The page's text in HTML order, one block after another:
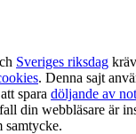
Sveriges riksdag
. Denna sajt
spara döljande av
din webbläsare är
samtycke.